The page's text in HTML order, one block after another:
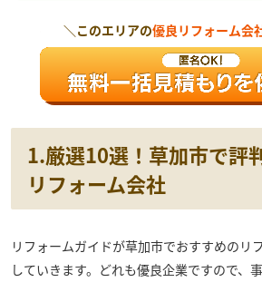
＼このエリアの優良リフォーム会
1.厳選10選！草加市で評
リフォーム会社
リフォームガイドが草加市でおすすめのリ
していきます。どれも優良企業ですので、